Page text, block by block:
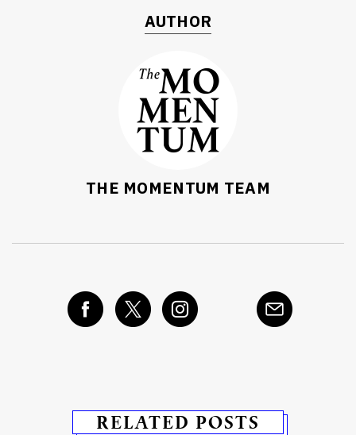
AUTHOR
THE MOMENTUM TEAM
RELATED POSTS